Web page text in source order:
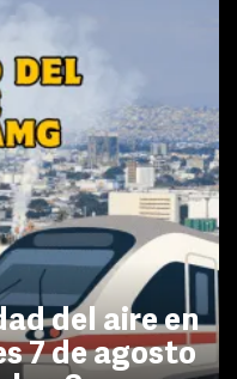
del aire en
7 de agosto